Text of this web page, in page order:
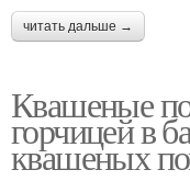
читать дальше →
Квашеные
горчицей в
квашеных